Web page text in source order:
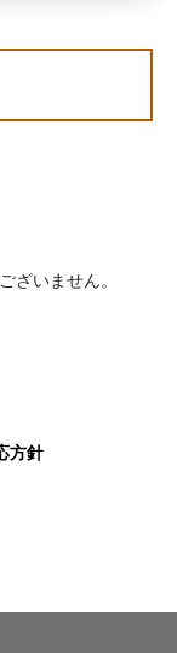
ざいません。
方針